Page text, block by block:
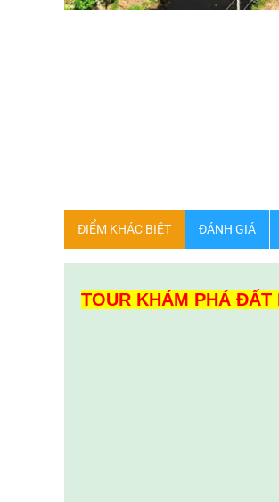
ĐIỂM KHÁC BIỆT ĐÁNH GIÁ
TOUR KHÁM PHÁ